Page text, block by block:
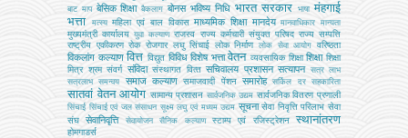
बाट माप बेसिक शिक्षा बैकलाग बोनस भविष्य निधि भारत सरकार भाषा मंहगाई
भत्ता
मत्‍स्‍य महिला एवं बाल विकास माध्यमिक शिक्षा मानदेय मानवाधिकार मान्यता
मुख्‍यमंत्री कार्यालय युवा कल्याण राजस्व राज्य कर्मचारी संयुक्त परिषद राज्य सम्पत्ति
राष्ट्रीय एकीकरण रोक रोजगार लघु सिंचाई लोक निर्माण लोक सेवा आयोग वरिष्ठता
विकलांग कल्याण वित्त विद्युत विविध विशेष भत्ता वेतन व्‍यवसायिक शिक्षा शिक्षा शिक्षा
मित्र श्रम संवर्ग संविदा संस्‍थागत वित्‍त सचिवालय प्रशासन सत्यापन सत्र लाभ
सत्रलाभ
समन्वय समाज कल्याण समाजवादी पेंशन समारोह सर्किल दर सहकारिता
सातवां वेतन आयोग सामान्य प्रशासन सार्वजनिक उद्यम सार्वजनिक वितरण प्रणाली
सिंचाई सिंचाई एवं जल संसाधन सूक्ष्म लघु एवं मध्यम उद्यम सूचना सेवा निवृत्ति परिलाभ सेवा
संघ
सेवानिवृत्ति सेवायोजन सैनिक कल्‍याण स्टाम्प एवं रजिस्ट्रेशन स्थानांतरण
होमगाडर्स